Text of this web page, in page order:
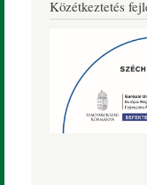
Közétkeztetés